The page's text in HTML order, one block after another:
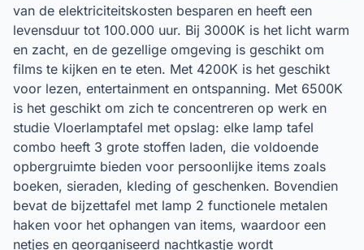
van de elektriciteitskosten besparen en heeft een
levensduur tot 100.000 uur. Bij 3000K is het licht warm
en zacht, en de gezellige omgeving is geschikt om
films te kijken en te eten. Met 4200K is het geschikt
voor lezen, entertainment en ontspanning. Met 6500K
is het geschikt om zich te concentreren op werk en
studie Vloerlamptafel met opslag: elke lamp tafel
combo heeft 3 grote stoffen laden, die voldoende
opbergruimte bieden voor persoonlijke items zoals
boeken, sieraden, kleding of geschenken. Bovendien
bevat de bijzettafel met lamp 2 functionele metalen
haken voor het ophangen van items, waardoor een
netjes en georganiseerd nachtkastje wordt